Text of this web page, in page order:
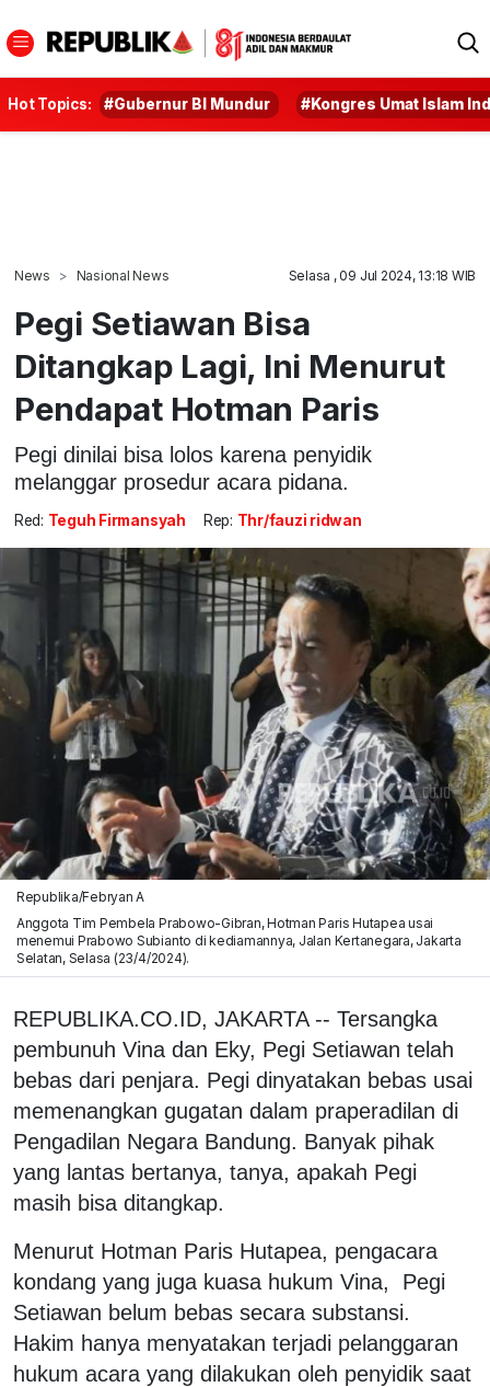
Hot Topics: #Gubernur BI Mundur #Kongres Umat Islam
News Nasional News Selasa , 09 Jul 2024, 13:18 WIB
Pegi Setiawan Bisa
Ditangkap Lagi, Ini Menurut
Pendapat Hotman Paris
Pegi dinilai bisa lolos karena penyidik
melanggar prosedur acara pidana.
Red: Teguh Firmansyah Rep: Thr/fauzi ridwan
Republika/Febryan A
Anggota Tim Pembela Prabowo-Gibran, Hotman Paris Hutapea usai
menemui Prabowo Subianto di kediamannya, Jalan Kertanegara, Jakarta
Selatan, Selasa (23/4/2024).
REPUBLIKA.CO.ID, JAKARTA -- Tersangka
pembunuh Vina dan Eky, Pegi Setiawan telah
bebas dari penjara. Pegi dinyatakan bebas usai
memenangkan gugatan dalam praperadilan di
Pengadilan Negara Bandung. Banyak pihak
yang lantas bertanya, tanya, apakah Pegi
masih bisa ditangkap.
Menurut Hotman Paris Hutapea, pengacara
kondang yang juga kuasa hukum Vina, Pegi
Setiawan belum bebas secara substansi.
Hakim hanya menyatakan terjadi pelanggaran
hukum acara yang dilakukan oleh penyidik saat